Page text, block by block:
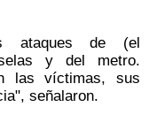
ataques de (el
y del metro.
las víctimas, sus
señalaron.